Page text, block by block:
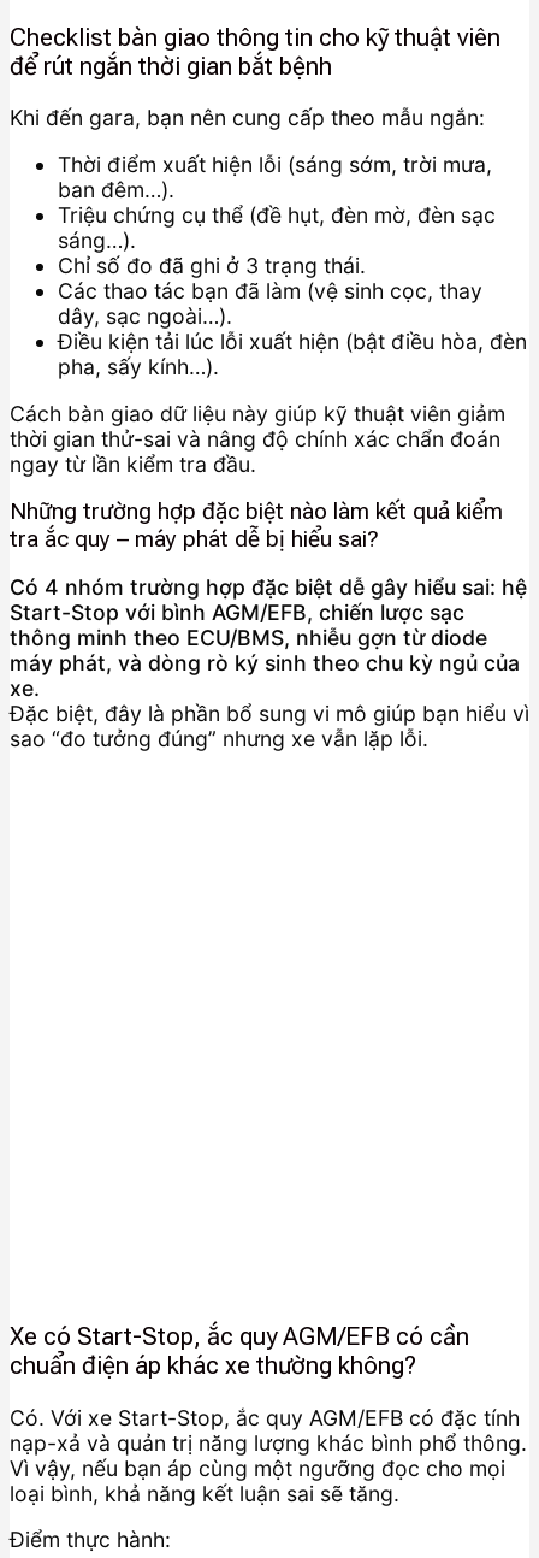
Checklist bàn giao thông tin cho kỹ thuật viên
để rút ngắn thời gian bắt bệnh
Khi đến gara, bạn nên cung cấp theo mẫu ngắn:
Thời điểm xuất hiện lỗi (sáng sớm, trời mưa,
ban đêm…).
Triệu chứng cụ thể (đề hụt, đèn mờ, đèn sạc
sáng…).
Chỉ số đo đã ghi ở 3 trạng thái.
Các thao tác bạn đã làm (vệ sinh cọc, thay
dây, sạc ngoài…).
Điều kiện tải lúc lỗi xuất hiện (bật điều hòa, đèn
pha, sấy kính…).
Cách bàn giao dữ liệu này giúp kỹ thuật viên giảm
thời gian thử-sai và nâng độ chính xác chẩn đoán
ngay từ lần kiểm tra đầu.
Những trường hợp đặc biệt nào làm kết quả kiểm
tra ắc quy – máy phát dễ bị hiểu sai?
Có 4 nhóm trường hợp đặc biệt dễ gây hiểu sai: hệ
Start-Stop với bình AGM/EFB, chiến lược sạc
thông minh theo ECU/BMS, nhiễu gợn từ diode
máy phát, và dòng rò ký sinh theo chu kỳ ngủ của
xe.
Đặc biệt, đây là phần bổ sung vi mô giúp bạn hiểu vì
sao “đo tưởng đúng” nhưng xe vẫn lặp lỗi.
Xe có Start-Stop, ắc quy AGM/EFB có cần
chuẩn điện áp khác xe thường không?
Có. Với xe Start-Stop, ắc quy AGM/EFB có đặc tính
nạp-xả và quản trị năng lượng khác bình phổ thông.
Vì vậy, nếu bạn áp cùng một ngưỡng đọc cho mọi
loại bình, khả năng kết luận sai sẽ tăng.
Điểm thực hành: